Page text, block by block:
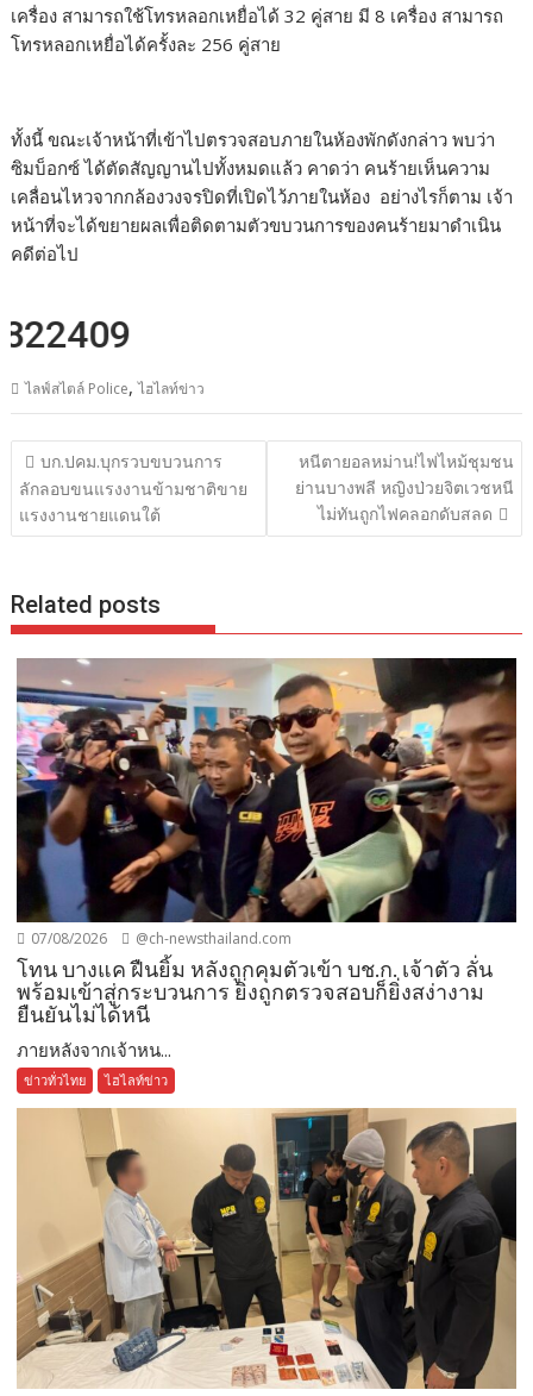
เครื่อง สามารถใช้โทรหลอกเหยื่อได้ 32 คู่สาย มี 8 เครื่อง สามารถ
โทรหลอกเหยื่อได้ครั้งละ 256 คู่สาย
ทั้งนี้ ขณะเจ้าหน้าที่เข้าไปตรวจสอบภายในห้องพักดังกล่าว พบว่า
ซิมบ็อกซ์ ได้ตัดสัญญานไปทั้งหมดแล้ว คาดว่า คนร้ายเห็นความ
เคลื่อนไหวจากกล้องวงจรปิดที่เปิดไว้ภายในห้อง อย่างไรก็ตาม เจ้า
หน้าที่จะได้ขยายผลเพื่อติดตามตัวขบวนการของคนร้ายมาดำเนิน
คดีต่อไป
ไลฟ์สไตล์ Police,ไฮไลท์ข่าว
แนะแนว
เรื่อง
บก.ปคม.บุกรวบขบวนการ
ลักลอบขนแรงงานข้ามชาติขาย
แรงงานชายแดนใต้
หนีตายอลหม่าน!ไฟไหม้ชุมชน
ย่านบางพลี หญิงป่วยจิตเวชหนี
ไม่ทันถูกไฟคลอกดับสลด
Related posts
07/08/2026 @ch-newsthailand.com
โทน บางแค ฝืนยิ้ม หลังถูกคุมตัวเข้า บช.ก. เจ้าตัว ลั่น
พร้อมเข้าสู่กระบวนการ ยิ่งถูกตรวจสอบก็ยิ่งสง่างาม
ยืนยันไม่ได้หนี
ภายหลังจากเจ้าหน...
ข่าวทั่วไทย ไฮไลท์ข่าว